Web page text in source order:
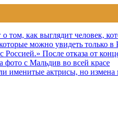
том, как выглядит человек,
можно увидеть только в
с Россией.» После отказа от
фото с Мальдив во всей красе
именитые актрисы, но измена